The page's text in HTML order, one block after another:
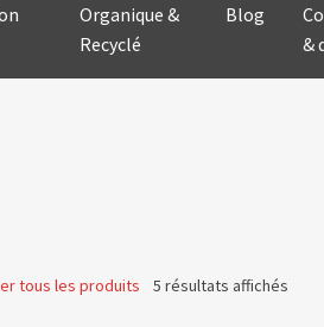
Organique &
Recyclé
Blog
&
tous les produits 5 résultats affichés